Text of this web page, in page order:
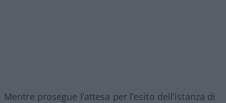
Mentre prosegue l’attesa per l’esito dell’istanza di